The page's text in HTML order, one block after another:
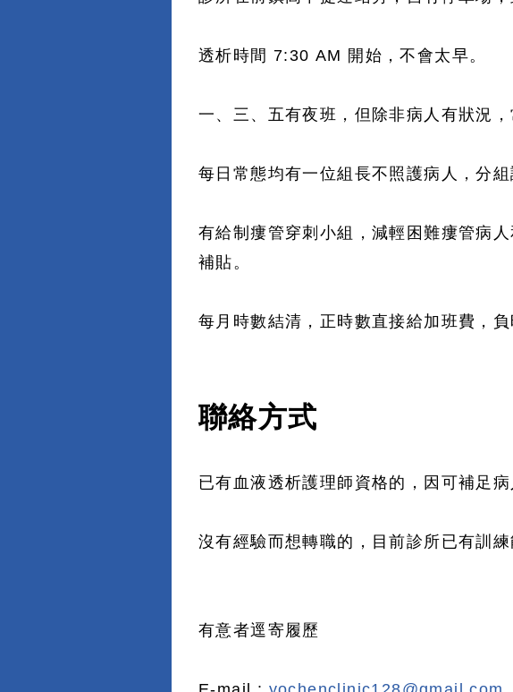
透析時間 7:30 AM 開始，不會太早。
一、三、五有夜班，但除非病人有狀況
每日常態均有一位組長不照護病人，分
有給制瘻管穿刺小組，減輕困難瘻管病
補貼。
每月時數結清，正時數直接給加班費，負
聯絡方式
已有血液透析護理師資格的，因可補足
沒有經驗而想轉職的，目前診所已有訓
有意者逕寄履歷